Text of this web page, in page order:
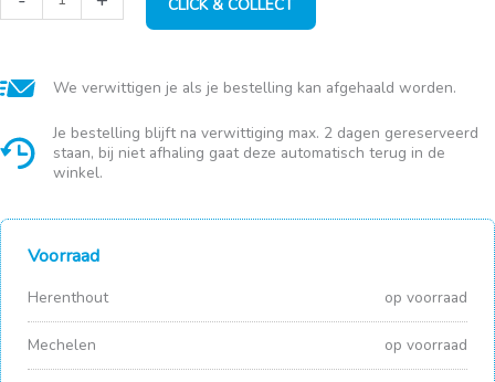
45L
aantal
CLICK & COLLECT
We verwittigen je als je bestelling kan afgehaald worden.
Je bestelling blijft na verwittiging max. 2 dagen gereserveerd
staan, bij niet afhaling gaat deze automatisch terug in de
winkel.
Voorraad
Herenthout op voorraad
Mechelen op voorraad